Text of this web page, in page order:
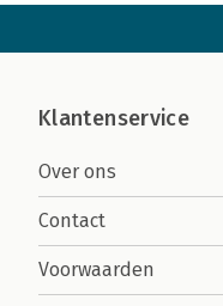
Klantenservice
Over ons
Contact
Voorwaarden